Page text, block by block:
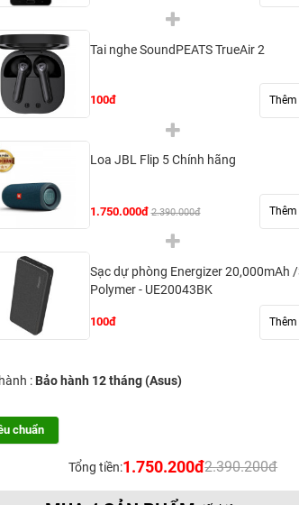
Tai nghe SoundPEATS TrueAir 2
100đ
Loa JBL Flip 5 Chính hãng
1.750.000đ 2.390.000đ
Sạc dự phòng Energizer 20,000mAh
Polymer - UE20043BK
100đ
: Bảo hành 12 tháng (Asus)
chuẩn
Tổng tiền:1.750.200đ2.390.200đ